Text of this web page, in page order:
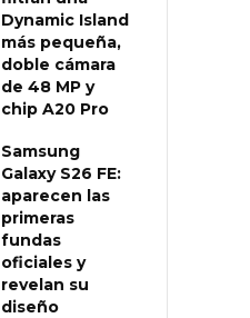
Dynamic Island
más pequeña,
doble cámara
de 48 MP y
chip A20 Pro
Samsung
Galaxy S26 FE:
aparecen las
primeras
fundas
oficiales y
revelan su
diseño